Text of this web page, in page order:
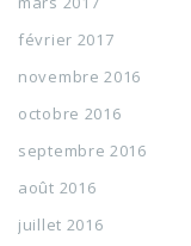
février 2017
novembre 2016
octobre 2016
septembre 2016
août 2016
juillet 2016